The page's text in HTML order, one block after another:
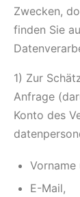
Zwecken,
finden Sie
1) Zur
Anfrage
Konto des
Vorname
E-Mail,